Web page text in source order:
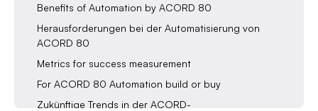
Benefits of Automation by ACORD 80
Herausforderungen bei der Automatisierung von
ACORD 80
Metrics for success measurement
For ACORD 80 Automation build or buy
Zukünftige Trends in der ACORD-